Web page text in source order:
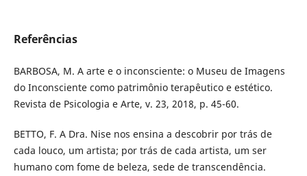
Referências
BARBOSA, M. A arte e o inconsciente: o Museu de Imagens
do Inconsciente como patrimônio terapêutico e estético.
Revista de Psicologia e Arte, v. 23, 2018, p. 45-60.
BETTO, F. A Dra. Nise nos ensina a descobrir por trás de
cada louco, um artista; por trás de cada artista, um ser
humano com fome de beleza, sede de transcendência.